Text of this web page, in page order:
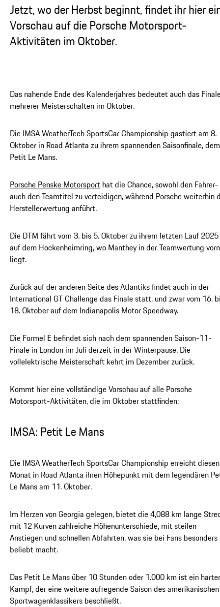
Jetzt, wo der Herbst beginnt, findet ihr hier
Vorschau auf die Porsche Motorsport-
Aktivitäten im Oktober.
Das nahende Ende des Kalenderjahres bedeutet auch das
mehrerer Meisterschaften im Oktober.
Die IMSA WeatherTech SportsCar Championship gastiert am 8.
Oktober in Road Atlanta zu ihrem spannenden Saisonfinale, dem
Petit Le Mans.
Porsche Penske Motorsport hat die Chance, sowohl den
auch den Teamtitel zu verteidigen, während Porsche weiterhin
Herstellerwertung anführt.
Die DTM fährt vom 3. bis 5. Oktober zu ihrem letzten Lauf 2025
auf dem Hockenheimring, wo Manthey in der Teamwertung
liegt.
Zurück auf der anderen Seite des Atlantiks findet auch in der
International GT Challenge das Finale statt, und zwar vom 16.
18. Oktober auf dem Indianapolis Motor Speedway.
Die Formel E befindet sich nach dem spannenden Saison-11-
Finale in London im Juli derzeit in der Winterpause. Die
vollelektrische Meisterschaft kehrt im Dezember zurück.
Kommt hier eine vollständige Vorschau auf alle Porsche
Motorsport-Aktivitäten, die im Oktober stattfinden:
IMSA: Petit Le Mans
Die IMSA WeatherTech SportsCar Championship erreicht diesen
Monat in Road Atlanta ihren Höhepunkt mit dem legendären
Le Mans am 11. Oktober.
Im Herzen von Georgia gelegen, bietet die 4,088 km lange
mit 12 Kurven zahlreiche Höhenunterschiede, mit steilen
Anstiegen und schnellen Abfahrten, was sie bei Fans besonders
beliebt macht.
Das Petit Le Mans über 10 Stunden oder 1.000 km ist ein harter
Kampf, der eine weitere aufregende Saison des amerikanischen
Sportwagenklassikers beschließt.